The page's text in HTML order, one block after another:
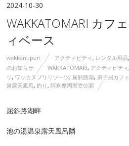
2024-10-30
WAKKATOMARI カフ
ィベース
wakkanupuri アクティビティ, レンタル用品,
のお知らせ
WAKKATOMARI, アクティビティ,
リ, ワッカヌプリリゾーツ, 屈斜路湖, 弟子屈カフ
泉露天風呂,釣り,阿寒摩周国立公園
屈斜路湖畔
池の湯温泉露天風呂隣